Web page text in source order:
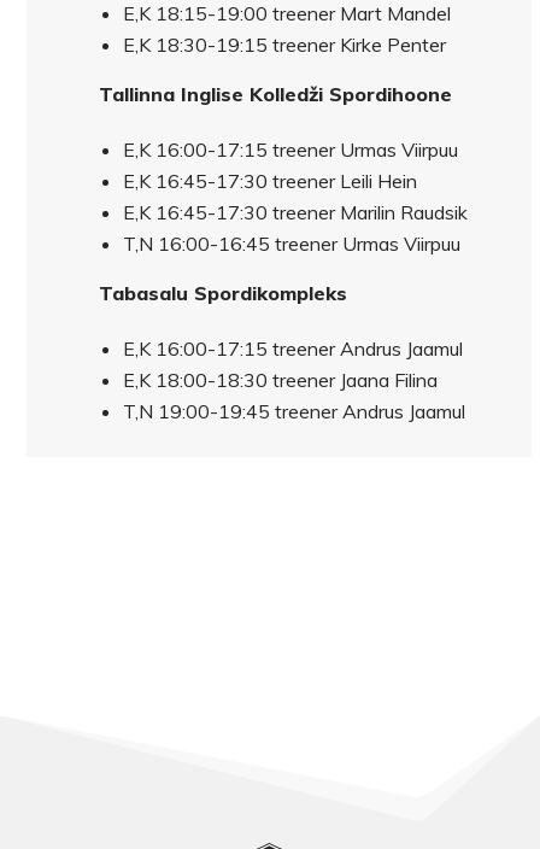
E,K 18:15-19:00 treener Mart Mandel
E,K 18:30-19:15 treener Kirke Penter
Tallinna Inglise Kolledži Spordihoone
E,K 16:00-17:15 treener Urmas Viirpuu
E,K 16:45-17:30 treener Leili Hein
E,K 16:45-17:30 treener Marilin Raudsik
T,N 16:00-16:45 treener Urmas Viirpuu
Tabasalu Spordikompleks
E,K 16:00-17:15 treener Andrus Jaamul
E,K 18:00-18:30 treener Jaana Filina
T,N 19:00-19:45 treener Andrus Jaamul